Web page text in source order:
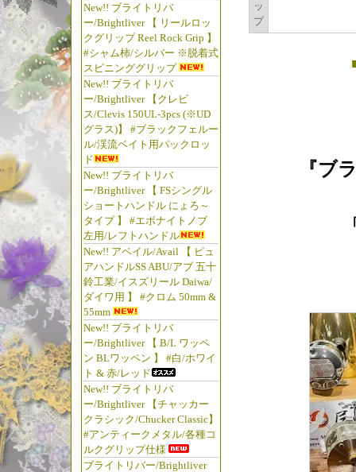
New!! ブライトリバ
ー/Brightliver 【 リールロッ
クグリップ Reel Rock Grip 】
#シャム柿/シルバー ※脱着式
スピニンググリップ
New!! ブライトリバ
ー/Brightliver 【クレビ
ス/Clevis 150UL-3pcs (※UD
グラス)】 #ブラックフェルー
ル/渓流ベイト用パックロッ
ド
New!! ブライトリバ
ー/Brightliver 【 FSシングル
ショートハンドル にょろ～
タイプ 】 #エボナイトノブ
左用/レフトハンドル
New!! アベイル/Avail 【 ピュ
アハンドルSS ABU/アブ 五十
鈴工業/イスズリール Daiwa/
ダイワ用 】 #クロム 50mm &
55mm
New!! ブライトリバ
ー/Brightliver 【 B/L ワッペ
ン BLワッペン 】 #白/ホワイ
ト & 赤/レッド
New!! ブライトリバ
ー/Brightliver 【チャッカー
クラシック/Chucker Classic】
#アンティークメタル/各種コ
ルクグリップ仕様
ブライトリバー/Brightliver
ッ
プ
『ブ